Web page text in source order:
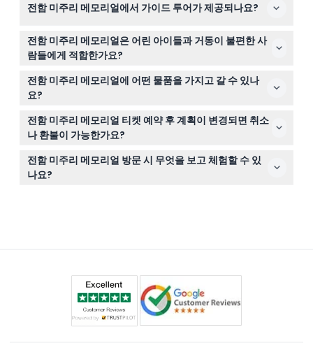
예약하시면 원하는 날짜와 시간을 확보할 수 있습니다.
전함 미주리 메모리얼에서 가이드 투어가 제공되나요?
영어, 일본어, 중국어, 한국어 등 여러 언어로 가이드 투어가
제공되며, 일일 예약 상황에 따라 이용할 수 있어 전함의 역
사를 더 깊이 체험할 수 있습니다.
전함 미주리 메모리얼은 어린 아이들과 거동이 불편한 사
람들에게 적합한가요?
4세 미만 어린이는 무료 입장이며, 휠체어 및 유모차 접근
이 가능하여 모든 연령과 거동 수준의 방문객이 편리하게
이용할 수 있습니다.
전함 미주리 메모리얼에 어떤 물품을 가지고 갈 수 있나
요?
펄 하버 방문자 센터에서는 가방 반입이 금지되어 있지만,
작은 카메라, 지갑, 휴대전화, 물병, 약은 반입 가능합니다.
전함 미주리 메모리얼 티켓 예약 후 계획이 변경되면 취소
나 환불이 가능한가요?
티켓은 환불 및 취소가 불가하므로 예약한 날짜와 시간에
꼭 이용해 주시기 바랍니다.
전함 미주리 메모리얼 방문 시 무엇을 보고 체험할 수 있
나요?